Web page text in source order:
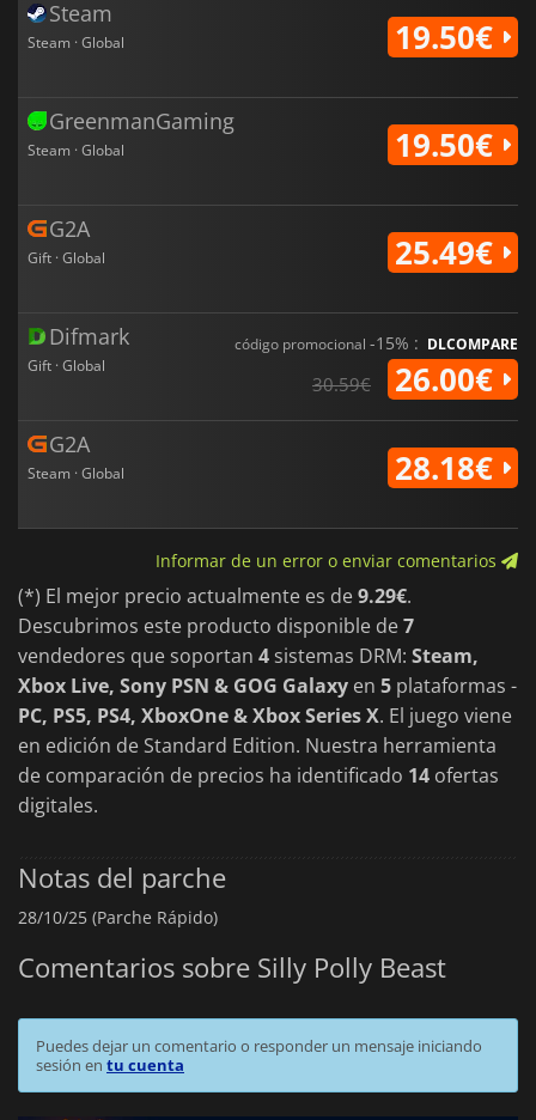
Steam
Steam · Global 19.50€
GreenmanGaming
Steam · Global 19.50€
G2A
Gift · Global 25.49€
Difmark
Gift · Global
código promocional -15% : DLCOMPARE
30.59€ 26.00€
G2A
Steam · Global 28.18€
Informar de un error o enviar comentarios
(*) El mejor precio actualmente es de9.29€.
Descubrimos este producto disponible de7
vendedores que soportan 4 sistemas DRM: Steam,
Xbox Live, Sony PSN & GOG Galaxy en 5 plataformas -
PC, PS5, PS4, XboxOne & Xbox Series X. El juego viene
en edición de Standard Edition. Nuestra herramienta
de comparación de precios ha identificado 14 ofertas
digitales.
Notas del parche
28/10/25 (Parche Rápido)
Comentarios sobre Silly Polly Beast
Puedes dejar un comentario o responder un mensaje iniciando
sesión en tu cuenta